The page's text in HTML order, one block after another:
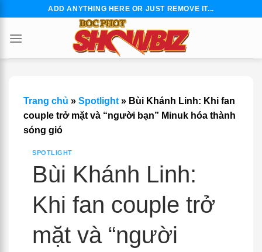
content
ADD ANYTHING HERE OR JUST REMOVE IT...
Trang chủ » Spotlight » Bùi Khánh Linh: Khi fan
couple trở mặt và “người bạn” Minuk hóa thành
sóng gió
SPOTLIGHT
Bùi Khánh Linh:
Khi fan couple trở
mặt và “người